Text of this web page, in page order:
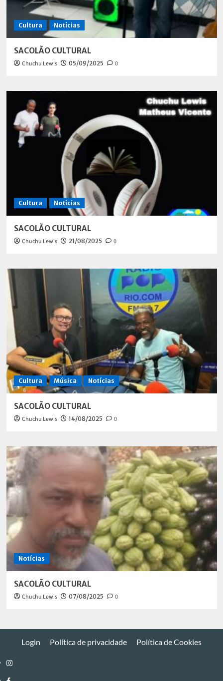
Cultura Notícias
SACOLÃO CULTURAL
Chuchu Lewis 05/09/2025 0
Cultura Notícias
SACOLÃO CULTURAL
Chuchu Lewis 21/08/2025 0
Cultura Música Notícias
SACOLÃO CULTURAL
Chuchu Lewis 14/08/2025 0
Notícias
SACOLÃO CULTURAL
Chuchu Lewis 07/08/2025 0
Login Política de privacidade Política de Cookies
Instagram